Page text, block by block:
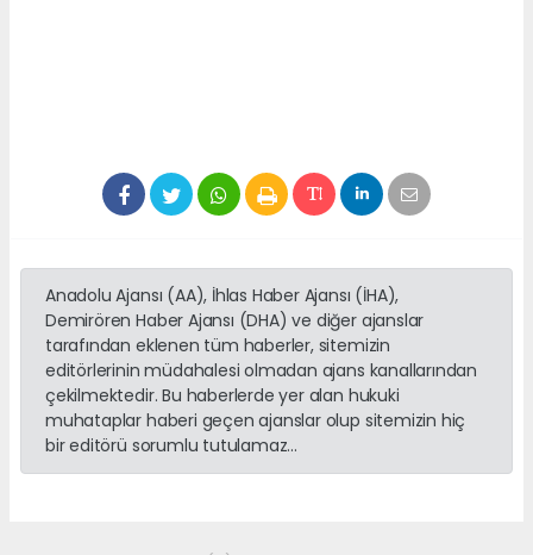
Anadolu Ajansı (AA), İhlas Haber Ajansı (İHA),
Demirören Haber Ajansı (DHA) ve diğer ajanslar
tarafından eklenen tüm haberler, sitemizin
editörlerinin müdahalesi olmadan ajans kanallarından
çekilmektedir. Bu haberlerde yer alan hukuki
muhataplar haberi geçen ajanslar olup sitemizin hiç
bir editörü sorumlu tutulamaz...